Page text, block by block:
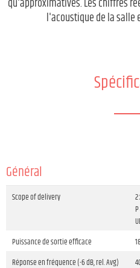
qu'approximatives. Les chiffres
l'acoustique de la salle
Général
Scope of delivery
2
Puissance de sortie efficace
Réponse en fréquence (-6 dB, rel. Avg)